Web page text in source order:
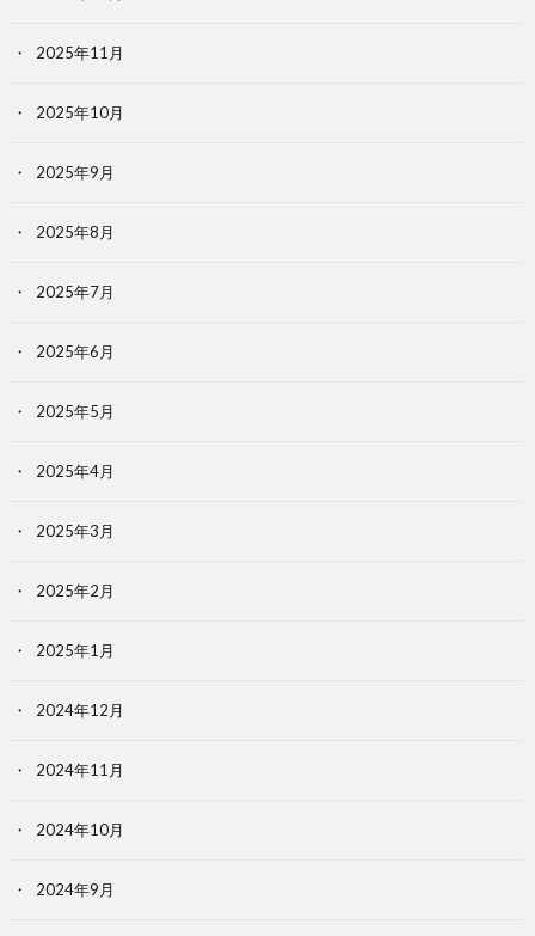
2025年11月
2025年10月
2025年9月
2025年8月
2025年7月
2025年6月
2025年5月
2025年4月
2025年3月
2025年2月
2025年1月
2024年12月
2024年11月
2024年10月
2024年9月